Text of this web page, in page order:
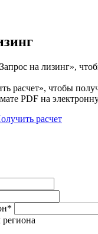
на лизинг»,
расчет», чтобы
PDF на
расчет
*